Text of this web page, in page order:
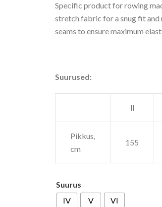
Specific product for rowing
stretch fabric for a snug fit
seams to ensure maximum
Suurused:
II
Pikkus,
cm
155
Suurus
IV
V VI